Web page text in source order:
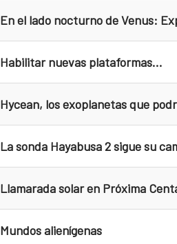
En el lado nocturno de Venus:
Habilitar nuevas plataformas...
Hycean, los exoplanetas que
La sonda Hayabusa 2 sigue su
Llamarada solar en Próxima
Mundos alienígenas